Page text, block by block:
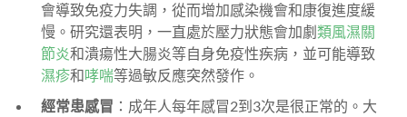
會導致免疫力失調，從而增加感染機會和康復進度緩
慢。研究還表明，一直處於壓力狀態會加劇 類風濕關
節炎和潰瘍性大腸炎等自身免疫性疾病，並可能導致
濕疹和哮喘等過敏反應突然發作。
經常患感冒 ：成年人每年感冒2到3次是很正常的。大